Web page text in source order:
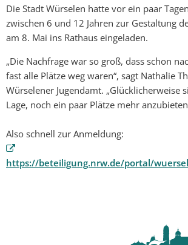
Die Stadt Würselen hatte vor ein paar
zwischen 6 und 12 Jahren zur Gestaltung
am 8. Mai ins Rathaus eingeladen.
„Die Nachfrage war so groß, dass schon
fast alle Plätze weg waren“, sagt Nathalie
Würselener Jugendamt. „Glücklicherweise
Lage, noch ein paar Plätze mehr
Also schnell zur Anmeldung:
https://beteiligung.nrw.de/portal/